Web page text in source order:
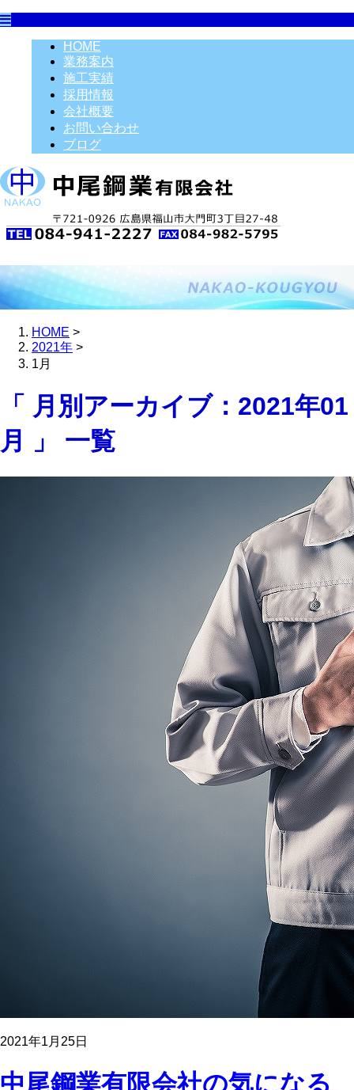
HOME
業務案内
施工実績
採用情報
会社概要
お問い合わせ
ブログ
HOME >
2021年 >
1月
「 月別アーカイブ：2021年01
月 」 一覧
2021年1月25日
中尾鋼業有限会社の気になる